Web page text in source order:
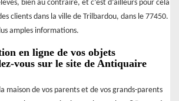
bien au contraire, et c’est d’ailleurs pour cela
clients dans la ville de Trilbardou, dans le 77450.
amples informations.
en ligne de vos objets
vous sur le site de Antiquaire
maison de vos parents et de vos grands-parents